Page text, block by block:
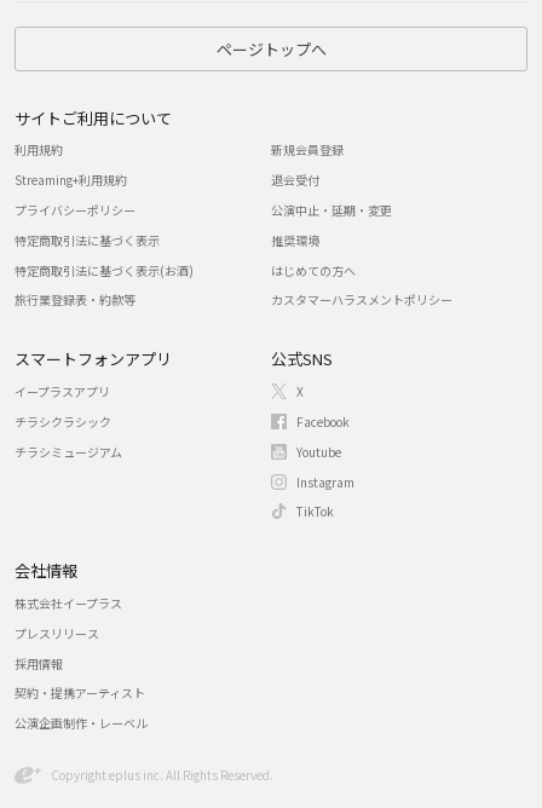
ページトップへ
サイトご利用について
利用規約
Streaming+利用規約
プライバシーポリシー
特定商取引法に基づく表示
特定商取引法に基づく表示(お酒)
旅行業登録表・約款等
新規会員登録
退会受付
公演中止・延期・変更
推奨環境
はじめての方へ
カスタマーハラスメントポリシー
スマートフォンアプリ
イープラスアプリ
チラシクラシック
チラシミュージアム
公式SNS
X
Facebook
Youtube
Instagram
TikTok
会社情報
株式会社イープラス
プレスリリース
採用情報
契約・提携アーティスト
公演企画制作・レーベル
Copyright eplus inc. All Rights Reserved.